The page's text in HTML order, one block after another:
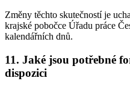
Změny těchto skutečností je
krajské pobočce Úřadu práce
kalendářních dnů.
11. Jaké jsou potřebné
dispozici